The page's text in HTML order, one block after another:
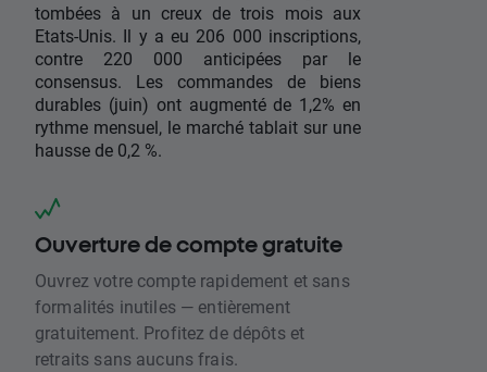
tombées à un creux de trois mois aux
Etats-Unis. Il y a eu 206 000 inscriptions,
contre 220 000 anticipées par le
consensus. Les commandes de biens
durables (juin) ont augmenté de 1,2% en
rythme mensuel, le marché tablait sur une
hausse de 0,2 %.
Ouverture de compte gratuite
Ouvrez votre compte rapidement et sans
formalités inutiles — entièrement
gratuitement. Profitez de dépôts et
retraits sans aucuns frais.